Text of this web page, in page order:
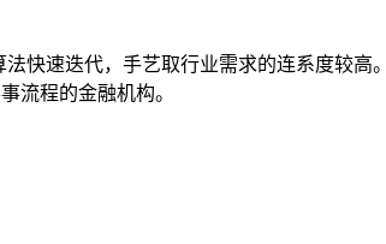
速迭代，手艺取行业需求的连系度较高
流程的金融机构。